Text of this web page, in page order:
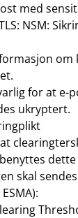
med
NSM:
for at e-
ukryptert.
skal